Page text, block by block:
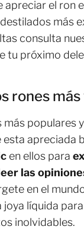
apreciar el ron
más
consulta
tu próximo
rones
más populares
apreciada
en ellos para
las
en el
joya líquida
inolvidables.